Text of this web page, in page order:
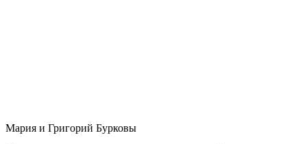
Мария и Григорий Бурковы